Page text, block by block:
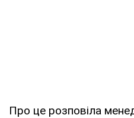
Про це розповіла